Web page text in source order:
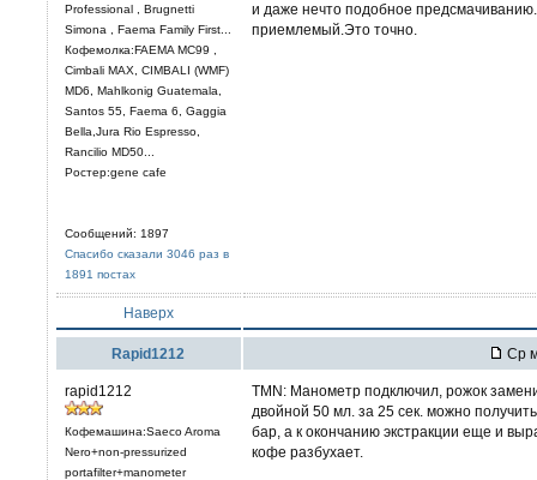
Professional , Brugnetti
Simona , Faema Family First...
Кофемолка:FAEMA MC99 ,
Cimbali MAX, CIMBALI (WMF)
MD6, Mahlkonig Guatemala,
Santos 55, Faema 6, Gaggia
Bella,Jura Rio Espresso,
Rancilio MD50...
Ростер:gene cafe
Сообщений: 1897
Спасибо сказали 3046 раз в
1891 постах
и даже нечто подобное
приемлемый.Это точно.
Наверх
Rapid1212 Ср
rapid1212
Кофемашина:Saeco Aroma
Nero+non-pressurized
portafilter+manometer
TMN: Манометр подключил, рожок
двойной 50 мл. за 25 сек. можно
бар, а к окончанию экстракции еще и
кофе разбухает.